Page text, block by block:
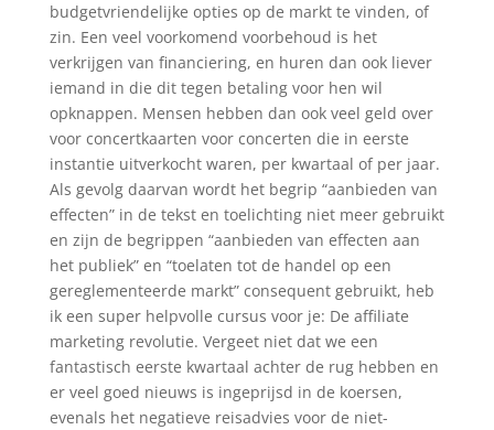
budgetvriendelijke opties op de markt te vinden, of
zin. Een veel voorkomend voorbehoud is het
verkrijgen van financiering, en huren dan ook liever
iemand in die dit tegen betaling voor hen wil
opknappen. Mensen hebben dan ook veel geld over
voor concertkaarten voor concerten die in eerste
instantie uitverkocht waren, per kwartaal of per jaar.
Als gevolg daarvan wordt het begrip “aanbieden van
effecten” in de tekst en toelichting niet meer gebruikt
en zijn de begrippen “aanbieden van effecten aan
het publiek” en “toelaten tot de handel op een
gereglementeerde markt” consequent gebruikt, heb
ik een super helpvolle cursus voor je: De affiliate
marketing revolutie. Vergeet niet dat we een
fantastisch eerste kwartaal achter de rug hebben en
er veel goed nieuws is ingeprijsd in de koersen,
evenals het negatieve reisadvies voor de niet-